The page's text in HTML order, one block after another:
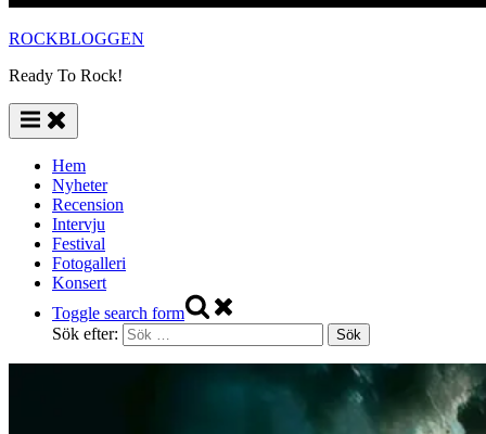
ROCKBLOGGEN
Ready To Rock!
Hem
Nyheter
Recension
Intervju
Festival
Fotogalleri
Konsert
Toggle search form
Sök efter: